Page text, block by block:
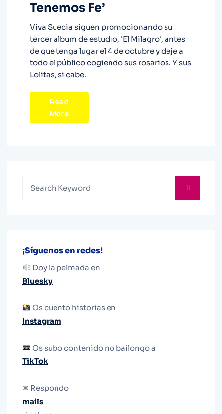
Tenemos Fe’
Viva Suecia siguen promocionando su
tercer álbum de estudio, 'El Milagro', antes
de que tenga lugar el 4 de octubre y deje a
todo el público cogiendo sus rosarios. Y sus
Lolitas, si cabe.
Read
More
¡Síguenos en redes!
Doy la pelmada en
Bluesky
Os cuento historias en
Instagram
Os subo contenido no bailongo a
TikTok
✉ Respondo
mails